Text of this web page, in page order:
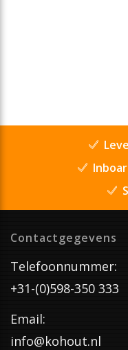
Contactgegevens
Telefoonnummer:
+31-(0)598-350 333
Email:
info@kohout.nl